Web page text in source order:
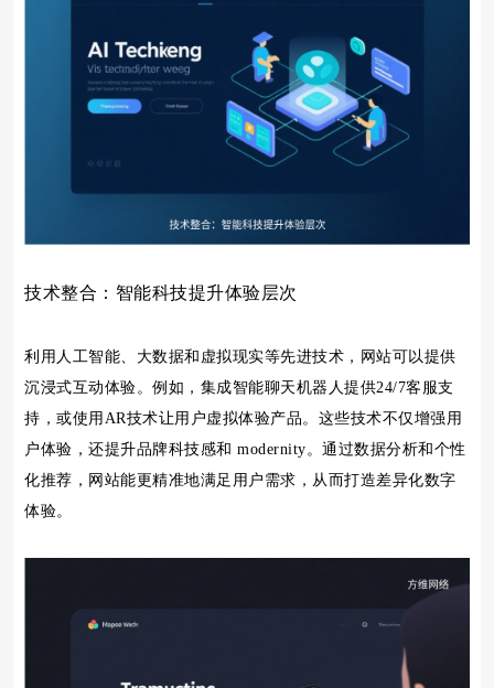
技术整合：智能科技提升体验层次
利用人工智能、大数据和虚拟现实等先进技术，网站可以提供
沉浸式互动体验。例如，集成智能聊天机器人提供24/7客服支
持，或使用AR技术让用户虚拟体验产品。这些技术不仅增强用
户体验，还提升品牌科技感和 modernity。通过数据分析和个性
化推荐，网站能更精准地满足用户需求，从而打造差异化数字
体验。